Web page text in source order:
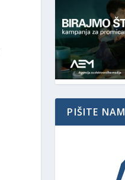
PIŠITE NAM